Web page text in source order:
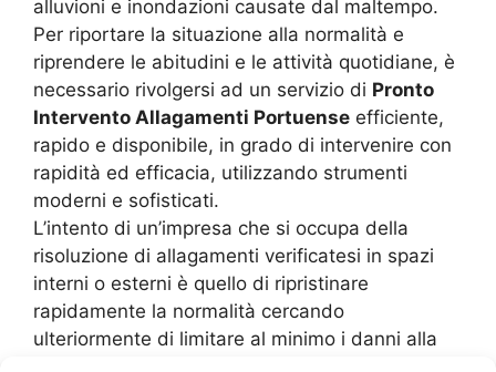
alluvioni e inondazioni causate dal maltempo.
Per riportare la situazione alla normalità e
riprendere le abitudini e le attività quotidiane, è
necessario rivolgersi ad un servizio di Pronto
Intervento Allagamenti Portuense efficiente,
rapido e disponibile, in grado di intervenire con
rapidità ed efficacia, utilizzando strumenti
moderni e sofisticati.
L’intento di un’impresa che si occupa della
risoluzione di allagamenti verificatesi in spazi
interni o esterni è quello di ripristinare
rapidamente la normalità cercando
ulteriormente di limitare al minimo i danni alla